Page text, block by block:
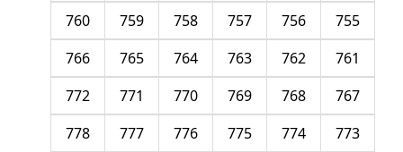
755
756
757
758
759
760
761
762
763
764
765
766
767
768
769
770
771
772
773
774
775
776
777
778